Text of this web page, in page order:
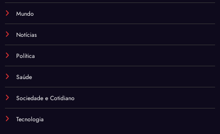
Mundo
Notícias
Política
Saúde
Sociedade e Cotidiano
Tecnologia